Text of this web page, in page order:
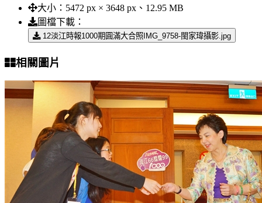
大小： 5472 px × 3648 px、12.95 MB
圖檔下載：
12淡江時報1000期圓滿大合照IMG_9758-閩家瑋攝影.jpg
相關圖片